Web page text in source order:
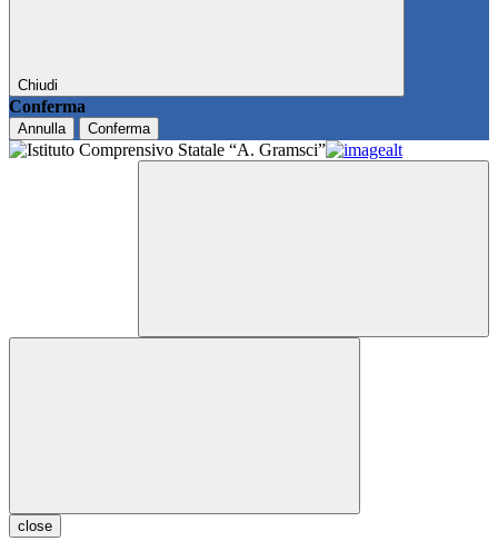
Chiudi
Conferma
Annulla Conferma
close